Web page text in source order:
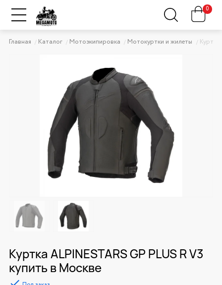
0
Главная Каталог Мотоэкипировка Мотокуртки и жилеты
Куртка ALPINESTARS GP PLUS R V3
купить в Москве